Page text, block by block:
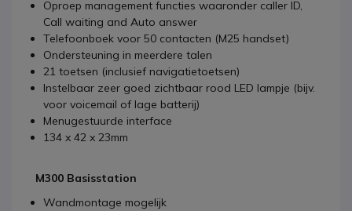
Oproep management functies waaronder caller ID,
Call waiting and Auto answer
Telefoonboek voor 50 contacten (M25 handset)
Ondersteuning in meerdere talen
21 toetsen (inclusief navigatietoetsen)
Instelbaar zeer goed zichtbaar rood LED lampje (bijv.
voor voicemail of lage batterij)
Menugestuurde interface
134 x 42 x 23mm
M300 Basisstation
Wandmontage mogelijk